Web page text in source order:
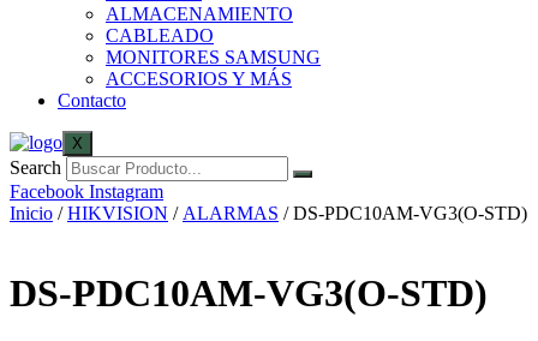
ALMACENAMIENTO
CABLEADO
MONITORES SAMSUNG
ACCESORIOS Y MÁS
Contacto
X
Search
Facebook Instagram
Inicio /HIKVISION / ALARMAS / DS-PDC10AM-VG3(O-STD)
DS-PDC10AM-VG3(O-STD)